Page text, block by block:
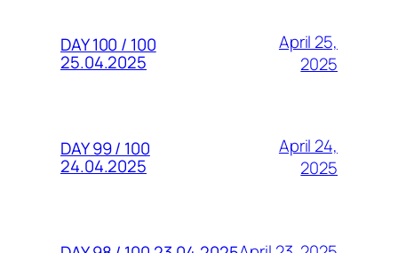
DAY 100 / 100
25.04.2025
April 25,
2025
DAY 99 / 100
24.04.2025
April 24,
2025